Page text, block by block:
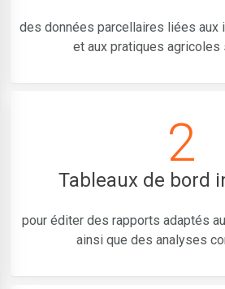
des données parcellaires liées aux
et aux pratiques
2
Tableaux de bord
pour éditer des rapports adaptés
ainsi que des analyses